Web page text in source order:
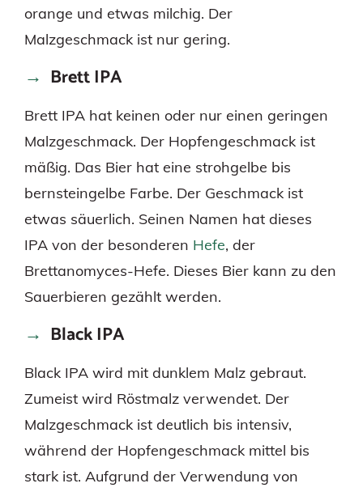
orange und etwas milchig. Der
Malzgeschmack ist nur gering.
Brett IPA
Brett IPA hat keinen oder nur einen geringen
Malzgeschmack. Der Hopfengeschmack ist
mäßig. Das Bier hat eine strohgelbe bis
bernsteingelbe Farbe. Der Geschmack ist
etwas säuerlich. Seinen Namen hat dieses
IPA von der besonderen Hefe, der
Brettanomyces-Hefe. Dieses Bier kann zu den
Sauerbieren gezählt werden.
Black IPA
Black IPA wird mit dunklem Malz gebraut.
Zumeist wird Röstmalz verwendet. Der
Malzgeschmack ist deutlich bis intensiv,
während der Hopfengeschmack mittel bis
stark ist. Aufgrund der Verwendung von